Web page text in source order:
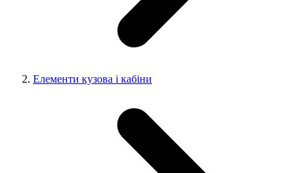
Елементи кузова і кабіни